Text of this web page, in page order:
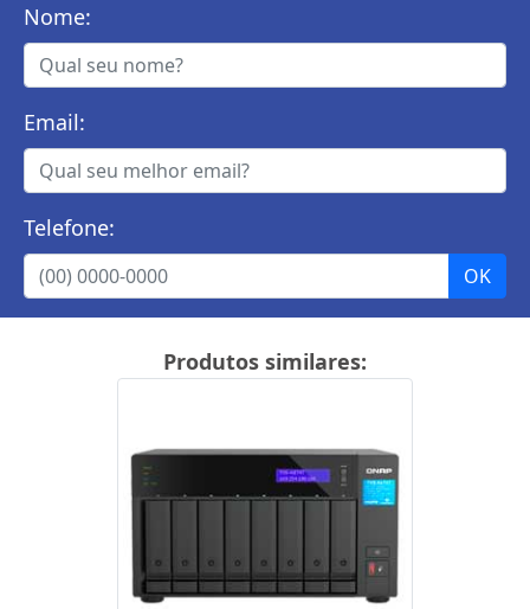
Nome:
Email:
Telefone:
Produtos similares: